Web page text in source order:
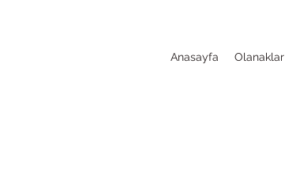
Anasayfa Olanaklar